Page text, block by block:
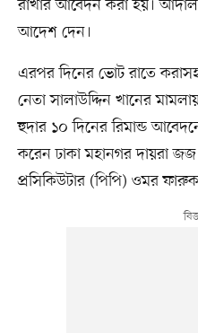
রাখার আবেদন করা হয়।
আদেশ দেন।
এরপর দিনের ভোট রাতে
নেতা সালাউদ্দিন খানের
হুদার ১০ দিনের রিমান্ড
করেন ঢাকা মহানগর দায়রা
প্রসিকিউটার (পিপি) ওমর